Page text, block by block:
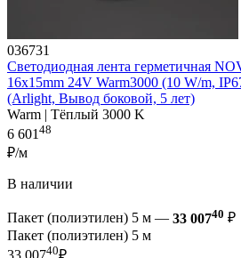
036731
Светодиодная лента герметичная
16x15mm 24V Warm3000 (10 W/m,
(Arlight, Вывод боковой, 5 лет)
Warm | Тёплый 3000 K
6 60148
₽/м
В наличии
Пакет (полиэтилен) 5 м — 33 00740 ₽
Пакет (полиэтилен) 5 м
33 00740₽